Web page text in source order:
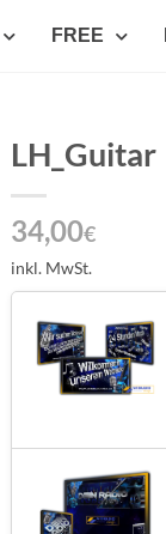
FREE
LH_Guitar
34,00€
inkl. MwSt.